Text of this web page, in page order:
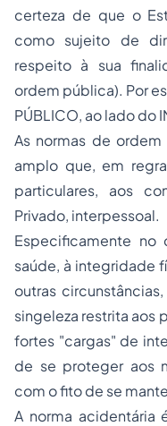
certeza de que o
como sujeito de
respeito à sua
ordem pública). Por
PÚBLICO, ao lado do
As normas de
amplo que, em
particulares, aos
Privado, interpessoal.
Especificamente
saúde, à integridade
outras
singeleza restrita aos
fortes "cargas" de
de se proteger aos
com o fito de se
A norma acidentária